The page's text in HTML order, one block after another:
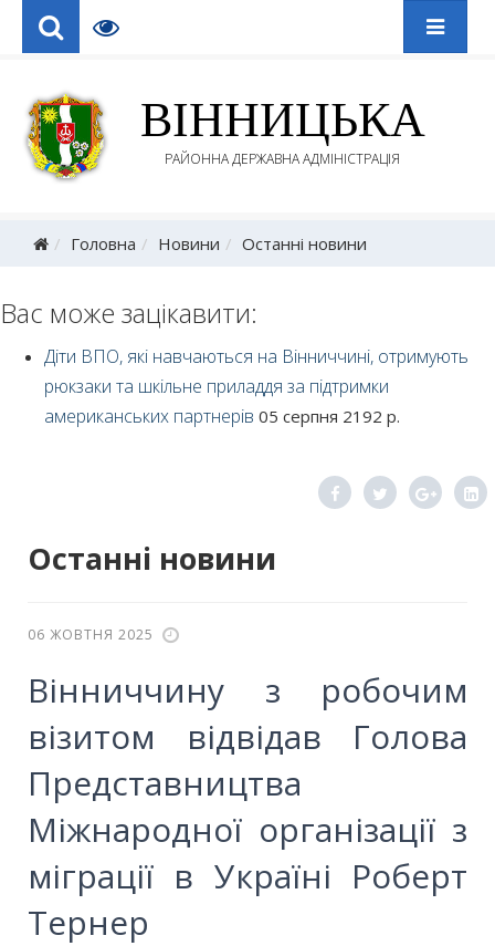
ВІННИЦЬКА
РАЙОННА ДЕРЖАВНА АДМІНІСТРАЦІЯ
Головна Новини Останні новини
Останні новини
06 ЖОВТНЯ 2025
Вінниччину з робочим
візитом відвідав Голова
Представництва
Міжнародної організації з
міграції в Україні Роберт
Тернер
Вас може зацікавити:
Діти ВПО, які навчаються на Вінниччині, отримують
рюкзаки та шкільне приладдя за підтримки
американських партнерів 05 серпня 2192 р.